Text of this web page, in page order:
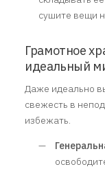
сушите вещи
Грамотное
идеальный
Даже идеально
свежесть в
избежать.